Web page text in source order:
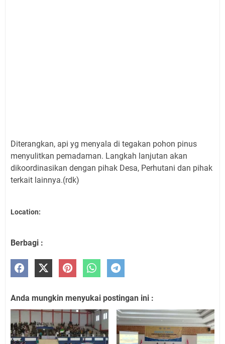
Diterangkan, api yg menyala di tegakan pohon pinus
menyulitkan pemadaman. Langkah lanjutan akan
dikoordinasikan dengan pihak Desa, Perhutani dan pihak
terkait lainnya.(rdk)
Location:
Berbagi :
Anda mungkin menyukai postingan ini :